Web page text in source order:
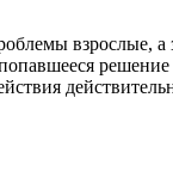
взрослые,